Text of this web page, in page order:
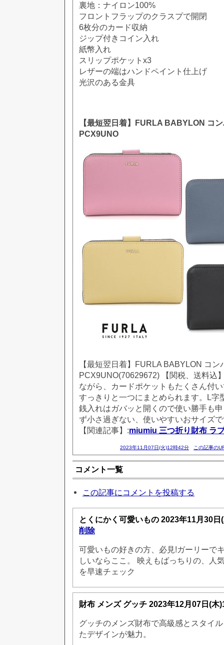
裏地：ナイロン100%
フロントフラップのクラスプで開閉
6枚分のカード収納
ジップ付きコイン入れ
紙幣入れ
スリップポケットx3
レザーの端はハンドペイント仕上げ
光沢のある金具
【最短翌日着】FURLA BABYLON コ
PCX9UNO
【最短翌日着】FURLA BABYLON コ
PCX9UNO(70629672) 【関税、送料
ながら、カードポケットもたくさん付
すっきりと一つにまとめられます。L字
銭入れはガバッと開くので使い勝手も
ず小さ過ぎない、使いやすいおサイズ
【関連記事】:miumiu 三つ折り財布 ラ
2023年11月07日(火)12時42分 この記事の
コメント一覧
この記事にコメントを投稿する
とくにかく可愛いもの 2023年11月30
削除
可愛いもの好きの方、必見!ガーリーで
しいならここ。 映えもばっちりの、人
を早速チェック
財布 メンズ グッチ 2023年12月07日(木
グッチのメンズ財布で高級感とスタイ
たデザインが魅力。